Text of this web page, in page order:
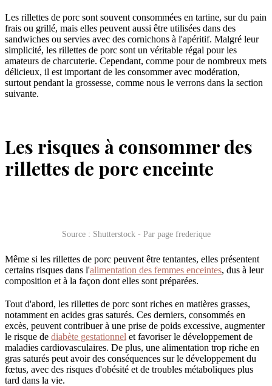
Les rillettes de porc sont souvent consommées en tartine, sur du pain
frais ou grillé, mais elles peuvent aussi être utilisées dans des
sandwiches ou servies avec des cornichons à l'apéritif. Malgré leur
simplicité, les rillettes de porc sont un véritable régal pour les
amateurs de charcuterie. Cependant, comme pour de nombreux mets
délicieux, il est important de les consommer avec modération,
surtout pendant la grossesse, comme nous le verrons dans la section
suivante.
Les risques à consommer des
rillettes de porc enceinte
Source : Shutterstock - Par page frederique
Même si les rillettes de porc peuvent être tentantes, elles présentent
certains risques dans l'alimentation des femmes enceintes, dus à leur
composition et à la façon dont elles sont préparées.
Tout d'abord, les rillettes de porc sont riches en matières grasses,
notamment en acides gras saturés. Ces derniers, consommés en
excès, peuvent contribuer à une prise de poids excessive, augmenter
le risque de diabète gestationnel et favoriser le développement de
maladies cardiovasculaires. De plus, une alimentation trop riche en
gras saturés peut avoir des conséquences sur le développement du
fœtus, avec des risques d'obésité et de troubles métaboliques plus
tard dans la vie.